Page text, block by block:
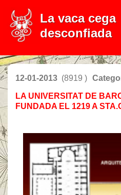
La vaca cega
desconfiada
12-01-2013 (8919 )
LA UNIVERSITAT DE
FUNDADA EL 1219 A